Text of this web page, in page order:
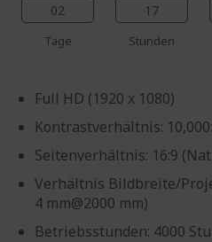
02
Tage
17
Stunden
Full HD (1920 x 1080)
Kontrastverhältnis:
Seitenverhältnis: 16:9
Verhältnis Bildbreite/
4 mm@2000 mm)
Betriebsstunden: 4000